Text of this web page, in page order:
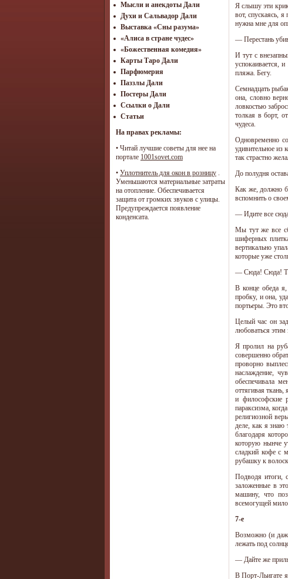
Мысли и анекдоты Дали
Духи и Сальвадор Дали
Выставка «Сны разума»
«Алиса в стране чудес»
«Божественная комедия»
Карты Таро Дали
Парфюмерия
Паззлы Дали
Постеры Дали
Ссылки о Дали
Статьи
На правах рекламы:
• Читай лучшие советы для нее на
портале 1001sovet.com
• Уплотнитель для окон в розницу .
Уменьшаются материальные затраты
на отопление. Обеспечивается
защита от громких звуков с улицы.
Предупреждается появление
конденсата.
Я слышу эти
вот, спускаясь,
нужна мне для
— Перестань
И тут с
успокаивается,
пляжа. Бегу.
Семнадцать
она, словно
ловкостью
толкая в борт,
чудеса.
Одновременно
удивительное из
так страстно
До полудня
Как же, должно
вспомнить о
— Идите все
Мы тут же все
шиферных
вертикально
которые уже
— Сюда! Сюда!
В конце обеда
пробку, и она,
портьеры. Это
Целый час он
любоваться этим
Я пролил на
совершенно
проворно
наслаждение,
обеспечивала
оттягивая
и философские
параксизма,
религиозной
деле, как я знаю
благодаря
которую нынче
сладкий кофе с
рубашку к
Подводя итоги,
заложенные в
машину, что
всемогущей
7-е
Возможно (и
лежать под
— Дайте же
В Порт-Льигате